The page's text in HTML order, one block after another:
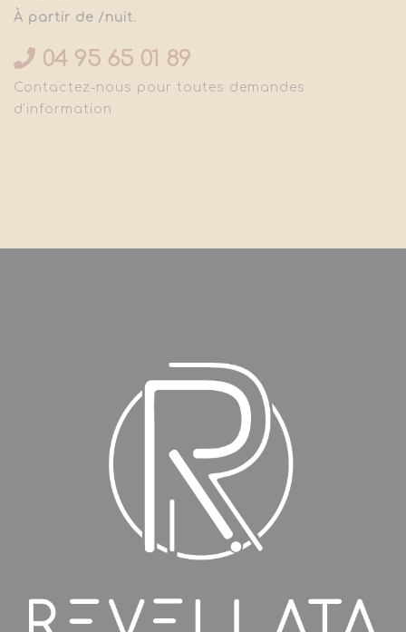
À partir de /nuit.
04 95 65 01 89
Contactez-nous pour toutes demandes
d'information